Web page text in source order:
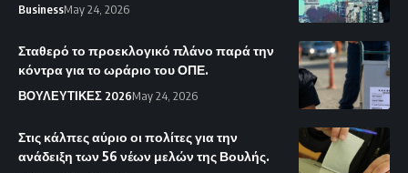
BusinessMay 24, 2026
Σταθερό το προεκλογικό πλάνο παρά την
κόντρα για το ωράριο του ΟΠΕ.
ΒΟΥΛΕΥΤΙΚΕΣ 2026May 24, 2026
Στις κάλπες αύριο οι πολίτες για την
ανάδειξη των 56 νέων μελών της Βουλής.